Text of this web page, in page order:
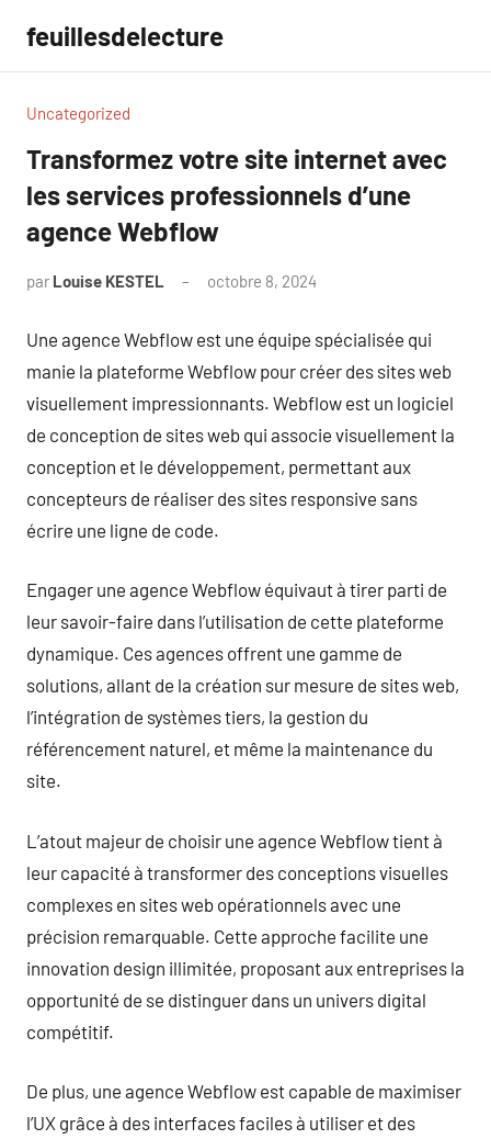
contenu
feuillesdelecture
Uncategorized
Transformez votre site internet avec
les services professionnels d’une
agence Webflow
par Louise KESTEL octobre 8, 2024
Une agence Webflow est une équipe spécialisée qui
manie la plateforme Webflow pour créer des sites web
visuellement impressionnants. Webflow est un logiciel
de conception de sites web qui associe visuellement la
conception et le développement, permettant aux
concepteurs de réaliser des sites responsive sans
écrire une ligne de code.
Engager une agence Webflow équivaut à tirer parti de
leur savoir-faire dans l’utilisation de cette plateforme
dynamique. Ces agences offrent une gamme de
solutions, allant de la création sur mesure de sites web,
l’intégration de systèmes tiers, la gestion du
référencement naturel, et même la maintenance du
site.
L’atout majeur de choisir une agence Webflow tient à
leur capacité à transformer des conceptions visuelles
complexes en sites web opérationnels avec une
précision remarquable. Cette approche facilite une
innovation design illimitée, proposant aux entreprises la
opportunité de se distinguer dans un univers digital
compétitif.
De plus, une agence Webflow est capable de maximiser
l’UX grâce à des interfaces faciles à utiliser et des